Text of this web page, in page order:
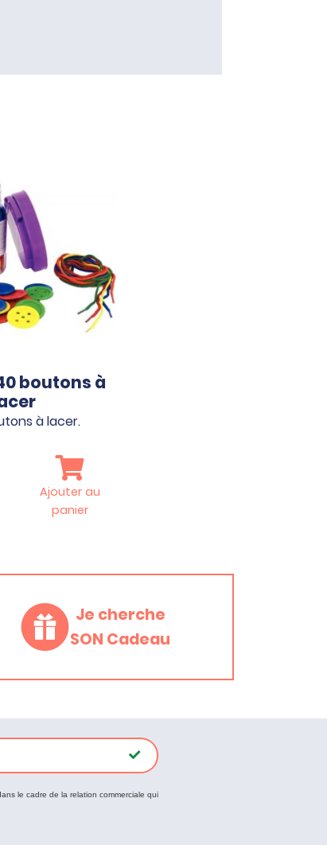
boutons à
à lacer.
Ajouter au
panier
Je cherche
SON Cadeau
le cadre de la relation commerciale qui